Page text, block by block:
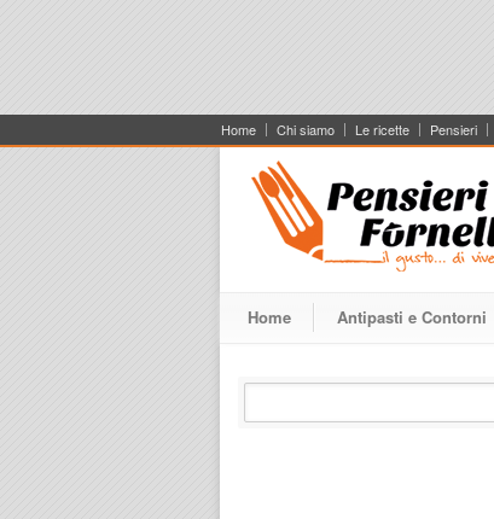
Home Chi siamo Le ricette Pensieri
Home Antipasti e Contorni